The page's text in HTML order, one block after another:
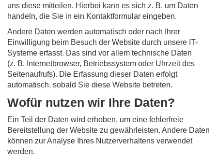
uns diese mitteilen. Hierbei kann es sich z. B. um Daten
handeln, die Sie in ein Kontaktformular eingeben.
Andere Daten werden automatisch oder nach Ihrer
Einwilligung beim Besuch der Website durch unsere IT-
Systeme erfasst. Das sind vor allem technische Daten
(z. B. Internetbrowser, Betriebssystem oder Uhrzeit des
Seitenaufrufs). Die Erfassung dieser Daten erfolgt
automatisch, sobald Sie diese Website betreten.
Wofür nutzen wir Ihre Daten?
Ein Teil der Daten wird erhoben, um eine fehlerfreie
Bereitstellung der Website zu gewährleisten. Andere Daten
können zur Analyse Ihres Nutzerverhaltens verwendet
werden.